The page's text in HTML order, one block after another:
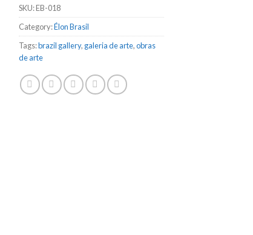
SKU:EB-018
Category:Élon Brasil
Tags:brazil gallery, galeria de arte,obras
de arte